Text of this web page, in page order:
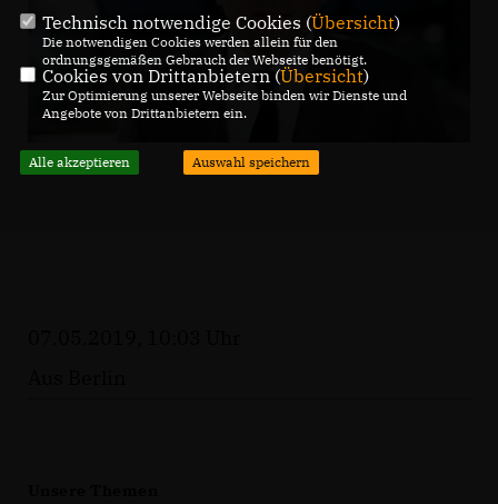
Technisch notwendige Cookies (Übersicht)
Die notwendigen Cookies werden allein für den
ordnungsgemäßen Gebrauch der Webseite benötigt.
Cookies von Drittanbietern (Übersicht)
Zur Optimierung unserer Webseite binden wir Dienste und
Angebote von Drittanbietern ein.
Alle akzeptieren Auswahl speichern